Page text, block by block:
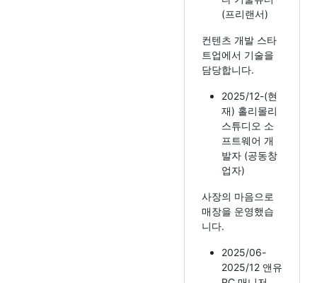
(프리랜서)
컨텐츠 개발 스타
트업에서 기술을
담당합니다.
2025/12-(현
재) 홀리몰리
스튜디오 소
프트웨어 개
발자 (공동창
업자)
사장의 마음으로
매장을 운영했습
니다.
2025/06-
2025/12 앤유